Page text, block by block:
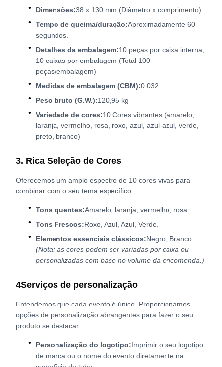
Dimensões:38 x 130 mm (Diâmetro x comprimento)
Tempo de queima/duração:Aproximadamente 60
segundos.
Detalhes da embalagem:10 peças por caixa interna,
10 caixas por embalagem (Total 100
peças/embalagem)
Medidas de embalagem (CBM):0.032
Peso bruto (G.W.):120,95 kg
Variedade de cores:10 Cores vibrantes (amarelo,
laranja, vermelho, rosa, roxo, azul, azul-azul, verde,
preto, branco)
3. Rica Seleção de Cores
Oferecemos um amplo espectro de 10 cores vivas para
combinar com o seu tema específico:
Tons quentes:Amarelo, laranja, vermelho, rosa.
Tons Frescos:Roxo, Azul, Azul, Verde.
Elementos essenciais clássicos:Negro, Branco.
(Nota: as cores podem ser variadas por caixa ou
personalizadas com base no volume da encomenda.)
4Serviços de personalização
Entendemos que cada evento é único. Proporcionamos
opções de personalização abrangentes para fazer o seu
produto se destacar:
Personalização do logotipo:Imprimir o seu logotipo
de marca ou o nome do evento diretamente na